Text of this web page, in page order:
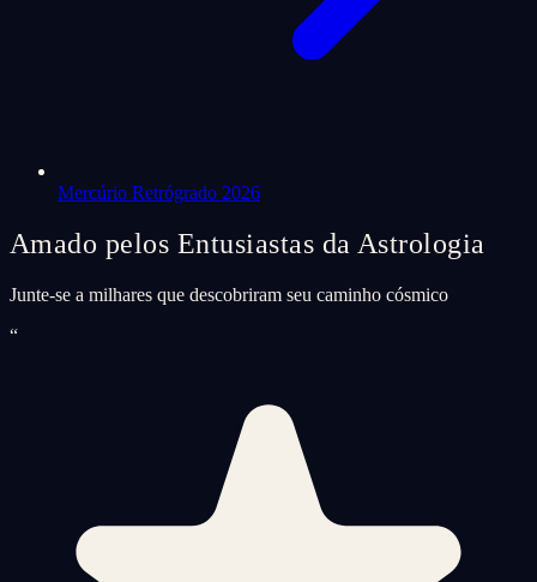
Mercúrio Retrógrado 2026
Amado pelos Entusiastas da Astrologia
Junte-se a milhares que descobriram seu caminho cósmico
“